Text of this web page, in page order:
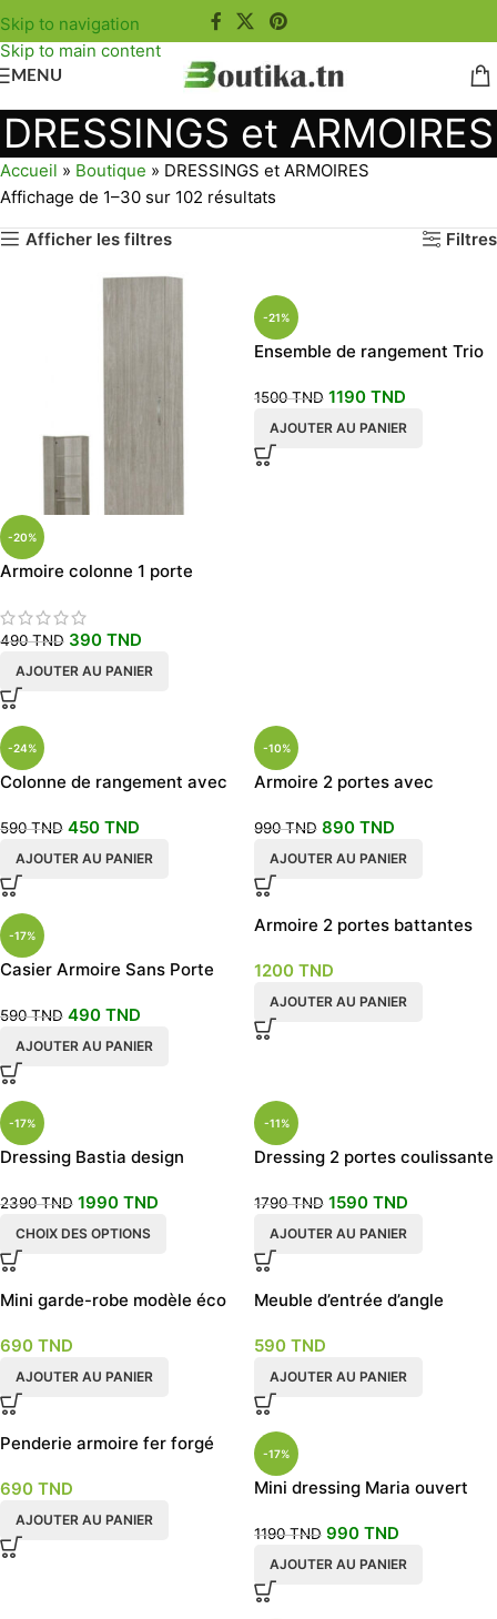
Skip to navigation
Skip to main content
MENU
DRESSINGS et ARMOIRES
Accueil » Boutique » DRESSINGS et ARMOIRES
Affichage de 1–30 sur 102 résultats
Afficher les filtres
Filtres
-20%
Armoire colonne 1 porte
490TND 390 TND
AJOUTER AU PANIER
-21%
Ensemble de rangement Trio
1500TND 1190 TND
AJOUTER AU PANIER
-24%
Colonne de rangement avec
590TND 450 TND
AJOUTER AU PANIER
-10%
Armoire 2 portes avec
990TND 890 TND
AJOUTER AU PANIER
-17%
Casier Armoire Sans Porte
590TND 490 TND
AJOUTER AU PANIER
Armoire 2 portes battantes
1200 TND
AJOUTER AU PANIER
-17%
Dressing Bastia design
2390TND 1990 TND
CHOIX DES OPTIONS
-11%
Dressing 2 portes coulissante
1790TND 1590 TND
AJOUTER AU PANIER
Mini garde-robe modèle éco
cm
690 TND
AJOUTER AU PANIER
Meuble d’entrée d’angle
590 TND
AJOUTER AU PANIER
Penderie armoire fer forgé
690 TND
AJOUTER AU PANIER
-17%
Mini dressing Maria ouvert
1190TND 990 TND
AJOUTER AU PANIER